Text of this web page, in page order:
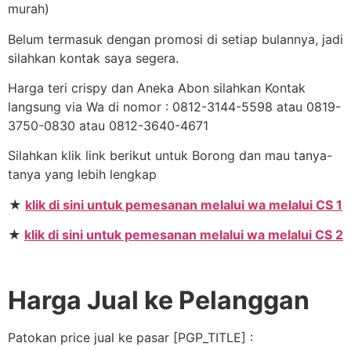
murah)
Belum termasuk dengan promosi di setiap bulannya, jadi
silahkan kontak saya segera.
Harga teri crispy dan Aneka Abon silahkan Kontak
langsung via Wa di nomor : 0812-3144-5598 atau 0819-
3750-0830 atau 0812-3640-4671
Silahkan klik link berikut untuk Borong dan mau tanya-
tanya yang lebih lengkap
★ klik di sini untuk pemesanan melalui wa melalui CS 1
★ klik di sini untuk pemesanan melalui wa melalui CS 2
Harga Jual ke Pelanggan
Patokan price jual ke pasar [PGP_TITLE] :